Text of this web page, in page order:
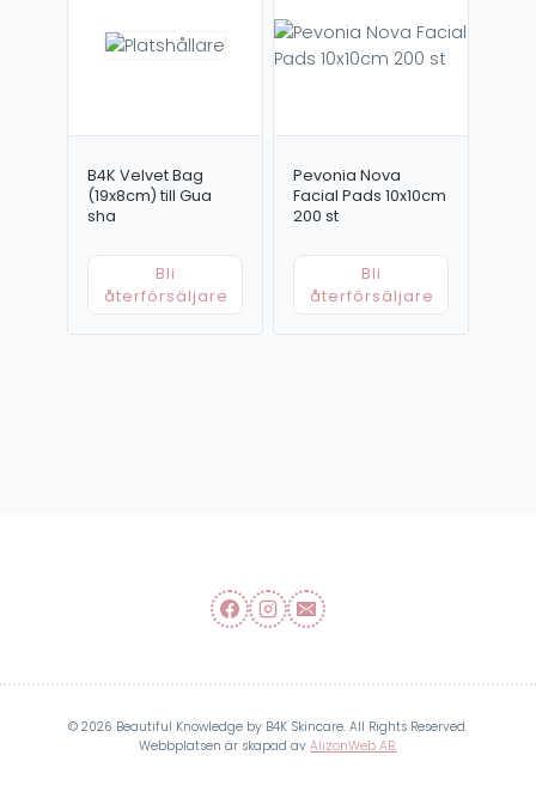
B4K Velvet Bag
(19x8cm) till Gua
sha
Bli
återförsäljare
Pevonia Nova
Facial Pads 10x10cm
200 st
Bli
återförsäljare
© 2026 Beautiful Knowledge by B4K Skincare. All Rights Reserved.
Webbplatsen är skapad av AlizonWeb AB.